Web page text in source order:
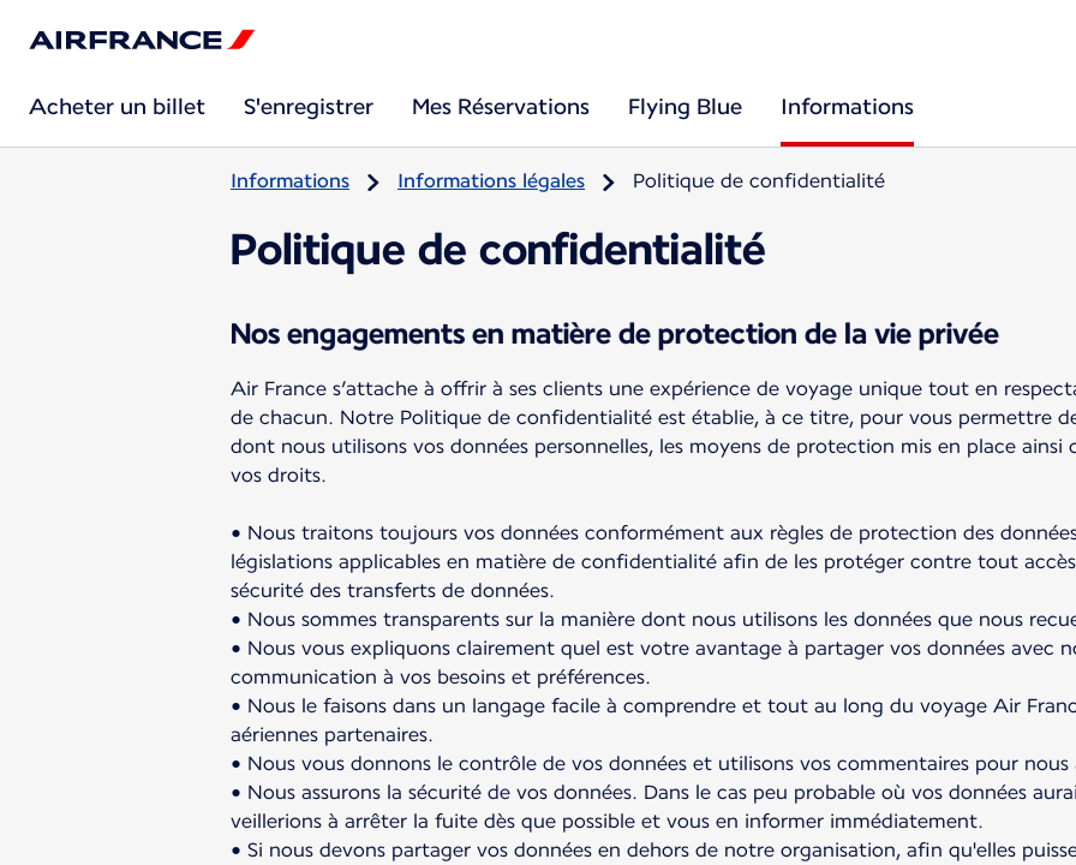
Acheter un billet S'enregistrer Mes Réservations Flying Blue Informations
Informations Informations légales Politique de confidentialité
Politique de confidentialité
Nos engagements en matière de protection de la vie privée
Air France s’attache à offrir à ses clients une expérience de voyage unique tout en
de chacun. Notre Politique de confidentialité est établie, à ce titre, pour vous permettre
dont nous utilisons vos données personnelles, les moyens de protection mis en place ainsi
vos droits.
• Nous traitons toujours vos données conformément aux règles de protection des
législations applicables en matière de confidentialité afin de les protéger contre tout
sécurité des transferts de données.
• Nous sommes transparents sur la manière dont nous utilisons les données que nous
• Nous vous expliquons clairement quel est votre avantage à partager vos données avec
communication à vos besoins et préférences.
• Nous le faisons dans un langage facile à comprendre et tout au long du voyage Air
aériennes partenaires.
• Nous vous donnons le contrôle de vos données et utilisons vos commentaires pour
• Nous assurons la sécurité de vos données. Dans le cas peu probable où vos données
veillerions à arrêter la fuite dès que possible et vous en informer immédiatement.
• Si nous devons partager vos données en dehors de notre organisation, afin qu'elles